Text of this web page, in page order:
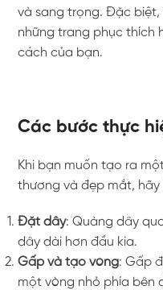
và sang trọng. Đặc
những trang phục thích
cách của bạn.
Các bước thực
Khi bạn muốn tạo ra
thương và đẹp mắt,
Đặt dây: Quàng dây
dây dài hơn đầu kia.
Gấp và tạo vòng: Gấp
một vòng nhỏ phía bên